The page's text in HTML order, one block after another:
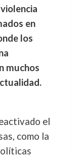
en
los
muchos
el
como la